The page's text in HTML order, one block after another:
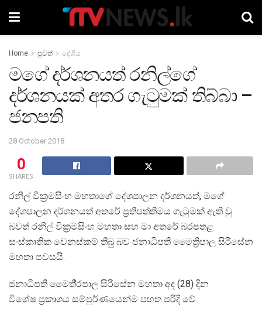
Home පුවත් දේශීය
මගේ දර්ශනයත් රනිල්ගේ
දර්ශනයක් අතර ගැටුමක් තිබ්බා –
ජනපති
28 October 2018
0
SHARES
රනිල් වික‍්‍රමසිංහ මහතාගේ දේශපාලන දර්ශනයත්, මගේ
දේශපාලන දර්ශනයත් අතරේ ප‍්‍රතිපත්තිමය ගැටුමක් ඇති වු
බවත් රනිල් වික‍්‍රමසිංහ මහතා සහ මා අතරේ බරපතළ
සංස්කෘතික වෙනස්කම් තිබු බව ජනාධිපති මෛත්‍රිපාල සිරිසේන
මහතා පවසයි.
ජනාධිපති මෛතී‍්‍රපාල සිරිසේන මහතා අද (28) දින
විශේෂ ප‍්‍රකාශය සම්පුර්ණයෙන්ම පහත පරිදි වේ.